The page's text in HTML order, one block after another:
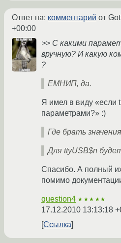
Ответ на: комментарий от
+00:00
>> С какими
вручную? И какую
?
ЕМНИП, да.
Я имел в виду «если
параметрами?» :)
Где брать
Для ttyUSB$n
Спасибо. А полный
помимо
question4 ★★★★★
17.12.2010 13:13:18
Ссылка